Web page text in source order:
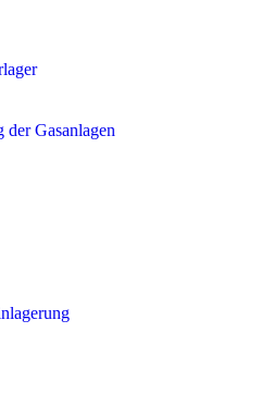
der Gasanlagen